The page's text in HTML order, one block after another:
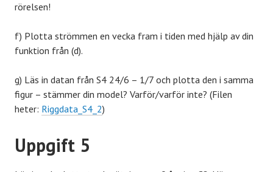
rörelsen!
f) Plotta strömmen en vecka fram i tiden med hjälp av din
funktion från (d).
g) Läs in datan från S4 24/6 – 1/7 och plotta den i samma
figur – stämmer din model? Varför/varför inte? (Filen
heter: Riggdata_S4_2)
Uppgift 5